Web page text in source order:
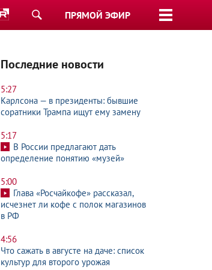
ПРЯМОЙ ЭФИР
Последние новости
5:27
Карлсона — в президенты: бывшие
соратники Трампа ищут ему замену
5:17
В России предлагают дать
определение понятию «музей»
5:00
Глава «Росчайкофе» рассказал,
исчезнет ли кофе с полок магазинов
в РФ
4:56
Что сажать в августе на даче: список
культур для второго урожая